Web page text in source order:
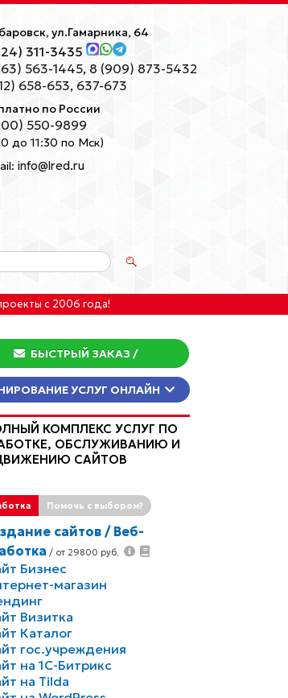
ул.Гамарника, 64
311-3435
563-1445, 8 (909) 873-5432
658-653, 637-673
по России
550-9899
до 11:30 по Мск)
info@lred.ru
с 2006 года!
БЫСТРЫЙ ЗАКАЗ /
УСЛУГ ОНЛАЙН
КОМПЛЕКС УСЛУГ ПО
ОБCЛУЖИВАНИЮ И
САЙТОВ
Помочь с выбором?
сайтов / Веб-
/ от 29800 руб.
Бизнес
магазин
Визитка
Каталог
гос.учреждения
на 1С-Битрикс
на Tilda